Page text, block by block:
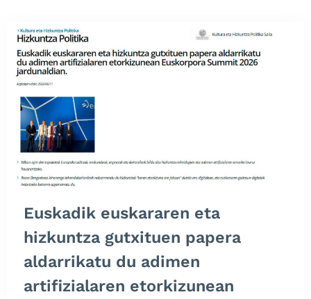
Euskadik euskararen eta
hizkuntza gutxituen papera
aldarrikatu du adimen
artifizialaren etorkizunean